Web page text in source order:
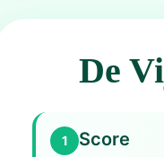
De
1 Score